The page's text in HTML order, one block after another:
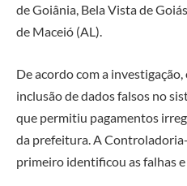
de Goiânia, Bela Vista de
de Maceió (AL).
De acordo com a
inclusão de dados falsos no
que permitiu pagamentos
da prefeitura. A
primeiro identificou as falhas